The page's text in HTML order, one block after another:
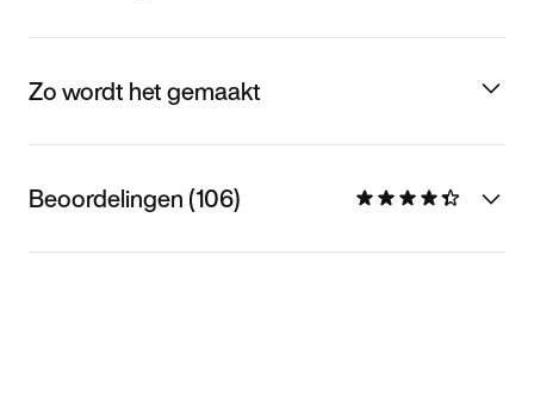
Zo wordt het gemaakt
Beoordelingen (106)